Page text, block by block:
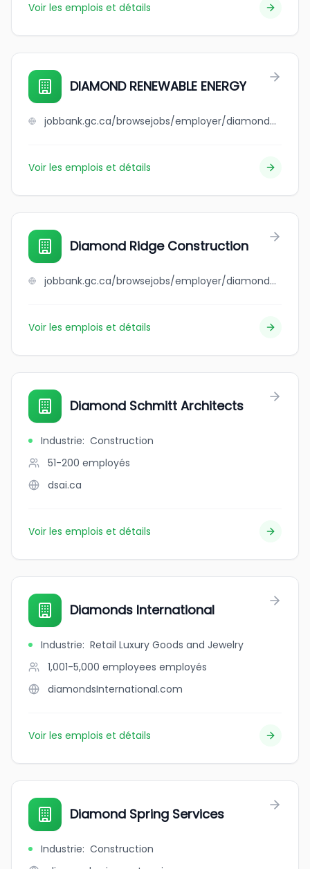
Voir les emplois et détails
DIAMOND RENEWABLE ENERGY
jobbank.gc.ca/browsejobs/employer/diamond+renewable+energy/ca
Voir les emplois et détails
Diamond Ridge Construction
jobbank.gc.ca/browsejobs/employer/diamond+ridge+construction/ca
Voir les emplois et détails
Diamond Schmitt Architects
Industrie: Construction
51-200 employés
dsai.ca
Voir les emplois et détails
Diamonds International
Industrie: Retail Luxury Goods and Jewelry
1,001-5,000 employees employés
diamondsInternational.com
Voir les emplois et détails
Diamond Spring Services
Industrie: Construction